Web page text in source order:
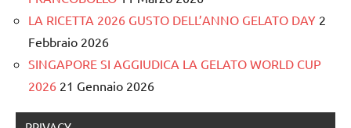
LA RICETTA 2026 GUSTO DELL’ANNO GELATO DAY 2
Febbraio 2026
SINGAPORE SI AGGIUDICA LA GELATO WORLD CUP
2026 21 Gennaio 2026